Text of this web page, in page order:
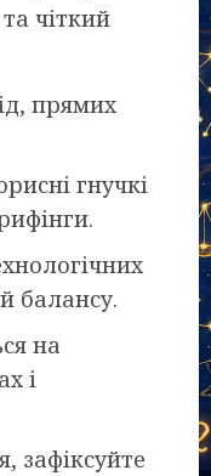
чіткий
прямих
гнучкі
балансу.
на
і
зафіксуйте